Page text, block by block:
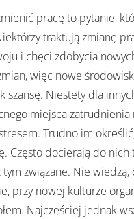
pracę to pytanie,
traktują zmianę
i chęci zdobycia
więc nowe
szansę. Niestety dla
miejsca zatrudnienia
Trudno im
Często docierają do nich
związane. Nie wiedzą,
przy nowej kulturze
Najczęściej jednak